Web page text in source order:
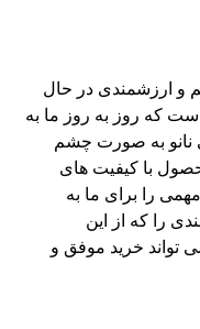
و ارزشمندی در حال
که روز به روز ما به
نانو به صورت چشم
با کیفیت های
را برای ما به
را که از این
تواند خرید موفق و